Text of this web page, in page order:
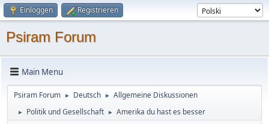
Einloggen Registrieren
Psiram Forum
Main Menu
Psiram Forum ► Deutsch ► Allgemeine Diskussionen
► Politik und Gesellschaft ► Amerika du hast es besser